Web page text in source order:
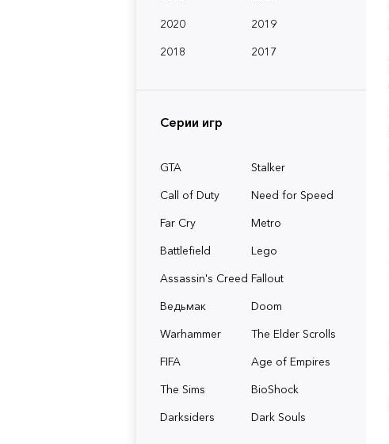
2020
2019
2018
2017
Серии игр
GTA
Stalker
Call of Duty
Need for Speed
Far Cry
Metro
Battlefield
Lego
Assassin's Creed Fallout
Ведьмак
Doom
Warhammer
The Elder Scrolls
FIFA
Age of Empires
The Sims
BioShock
Darksiders
Dark Souls